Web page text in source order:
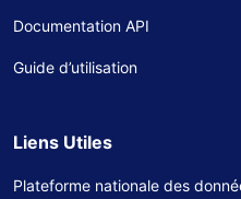
Documentation API
Guide d’utilisation
Liens Utiles
Plateforme nationale des